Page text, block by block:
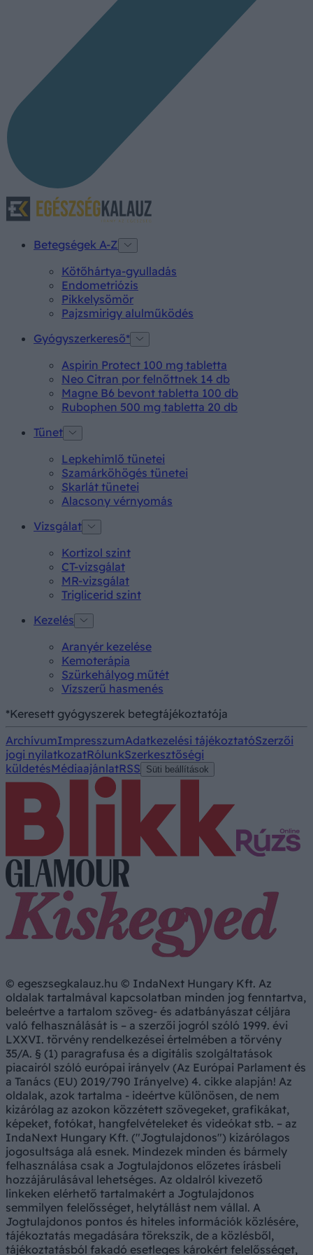
Betegségek A-Z
Kötőhártya-gyulladás
Endometriózis
Pikkelysömör
Pajzsmirigy alulműködés
Gyógyszerkereső*
Aspirin Protect 100 mg tabletta
Neo Citran por felnőttnek 14 db
Magne B6 bevont tabletta 100 db
Rubophen 500 mg tabletta 20 db
Tünet
Lepkehimlő tünetei
Szamárköhögés tünetei
Skarlát tünetei
Alacsony vérnyomás
Vizsgálat
Kortizol szint
CT-vizsgálat
MR-vizsgálat
Triglicerid szint
Kezelés
Aranyér kezelése
Kemoterápia
Szürkehályog műtét
Vízszerű hasmenés
*Keresett gyógyszerek betegtájékoztatója
ArchívumImpresszumAdatkezelési tájékoztatóSzerzői
jogi nyilatkozatRólunkSzerkesztőségi
küldetésMédiaajánlatRSS Süti beállítások
© egeszsegkalauz.hu © IndaNext Hungary Kft. Az
oldalak tartalmával kapcsolatban minden jog fenntartva,
beleértve a tartalom szöveg- és adatbányászat céljára
való felhasználását is – a szerzői jogról szóló 1999. évi
LXXVI. törvény rendelkezései értelmében a törvény
35/A. § (1) paragrafusa és a digitális szolgáltatások
piacairól szóló európai irányelv (Az Európai Parlament és
a Tanács (EU) 2019/790 Irányelve) 4. cikke alapján! Az
oldalak, azok tartalma - ideértve különösen, de nem
kizárólag az azokon közzétett szövegeket, grafikákat,
képeket, fotókat, hangfelvételeket és videókat stb. – az
IndaNext Hungary Kft. ("Jogtulajdonos") kizárólagos
jogosultsága alá esnek. Mindezek minden és bármely
felhasználása csak a Jogtulajdonos előzetes írásbeli
hozzájárulásával lehetséges. Az oldalról kivezető
linkeken elérhető tartalmakért a Jogtulajdonos
semmilyen felelősséget, helytállást nem vállal. A
Jogtulajdonos pontos és hiteles információk közlésére,
tájékoztatás megadására törekszik, de a közlésből,
tájékoztatásból fakadó esetleges károkért felelősséget,